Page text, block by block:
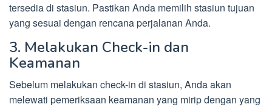
tersedia di stasiun. Pastikan Anda memilih stasiun tujuan
yang sesuai dengan rencana perjalanan Anda.
3. Melakukan Check-in dan
Keamanan
Sebelum melakukan check-in di stasiun, Anda akan
melewati pemeriksaan keamanan yang mirip dengan yang